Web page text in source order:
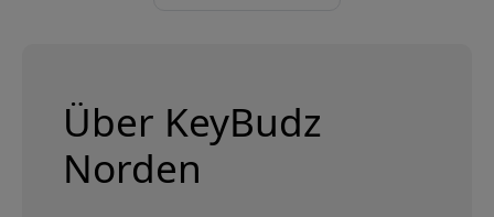
Über KeyBudz
Norden